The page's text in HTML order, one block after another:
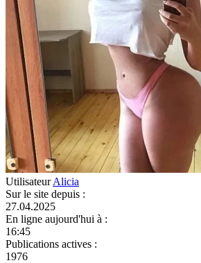
UtilisateurAlicia
Sur le site depuis :
27.04.2025
En ligne aujourd'hui à :
16:45
Publications actives :
1976